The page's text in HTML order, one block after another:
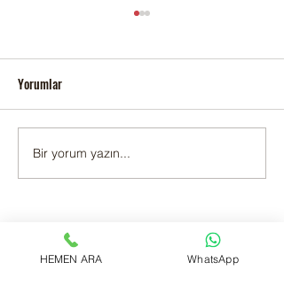
Kartal Topselvi Adak Kurban
Satış ve Kesim
Yorumlar
Bir yorum yazın...
Tüm Videolar
HEMEN ARA WhatsApp